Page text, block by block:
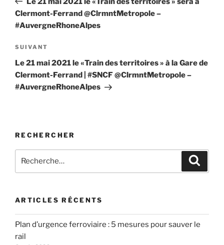
l’article
Clermont-Ferrand @ClrmntMetropole –
#AuvergneRhoneAlpes
Article
suivant
SUIVANT
Le 21 mai 2021 le «Train des territoires » à la Gare de
Clermont-Ferrand | #SNCF @ClrmntMetropole –
#AuvergneRhoneAlpes
RECHERCHER
pour
ARTICLES RÉCENTS
Plan d’urgence ferroviaire : 5 mesures pour sauver le
rail